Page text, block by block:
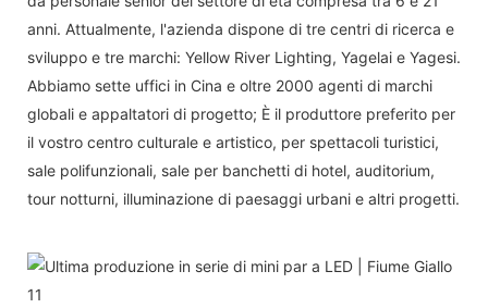
anni. Attualmente, l'azienda dispone di tre centri di ricerca e
sviluppo e tre marchi: Yellow River Lighting, Yagelai e Yagesi.
Abbiamo sette uffici in Cina e oltre 2000 agenti di marchi
globali e appaltatori di progetto; È il produttore preferito per
il vostro centro culturale e artistico, per spettacoli turistici,
sale polifunzionali, sale per banchetti di hotel, auditorium,
tour notturni, illuminazione di paesaggi urbani e altri progetti.